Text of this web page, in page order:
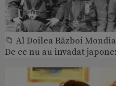
📁 Al Doilea Război
De ce nu au invadat